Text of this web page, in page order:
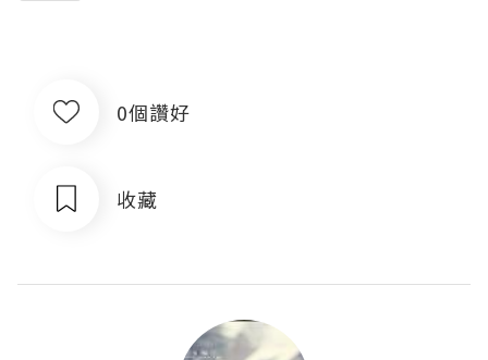
0個讚好
收藏